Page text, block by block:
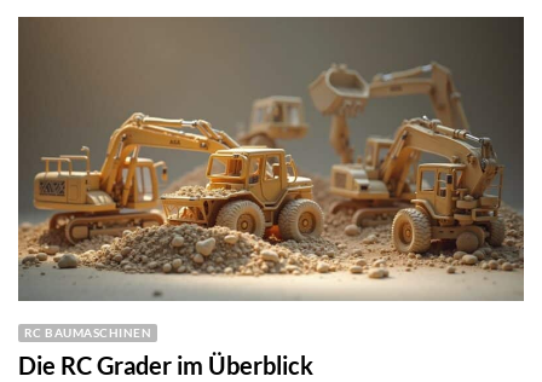
RC BAUMASCHINEN
Die RC Grader im Überblick